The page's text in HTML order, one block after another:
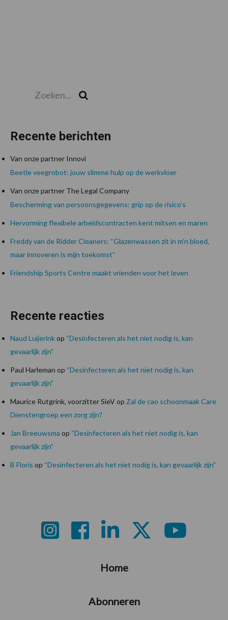
Recente berichten
Van onze partner Innovi
Beetle veegrobot: jouw slimme hulp op de werkvloer
Van onze partner The Legal Company
Bescherming van persoonsgegevens: grip op de risico’s
Hervorming flexibele arbeidscontracten kent mitsen en maren
Freddy van de Ridder Cleaners: “Glazenwassen zit in m’n bloed,
maar innoveren is mijn toekomst”
Friendship Sports Centre maakt vrienden voor het leven
Recente reacties
Naud Luijerinkop “Desinfecteren als het niet nodig is, kan
gevaarlijk zijn”
Paul Harleman op “Desinfecteren als het niet nodig is, kan
gevaarlijk zijn”
Maurice Rutgrink, voorzitter SieVop Zal de cao schoonmaak Care
Dienstengroep een zorg zijn?
Jan Breeuwsma op “Desinfecteren als het niet nodig is, kan
gevaarlijk zijn”
B Floris op “Desinfecteren als het niet nodig is, kan gevaarlijk zijn”
Home
Abonneren